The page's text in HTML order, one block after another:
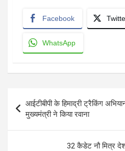
Facebook
WhatsApp
navigation
आईटीबीपी के हिमाद्री ट्रैकिंग
मुख्यमंत्री ने किया रवाना
32 कैडेट नौ मित्र